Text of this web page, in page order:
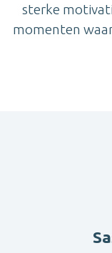
sterke
momenten